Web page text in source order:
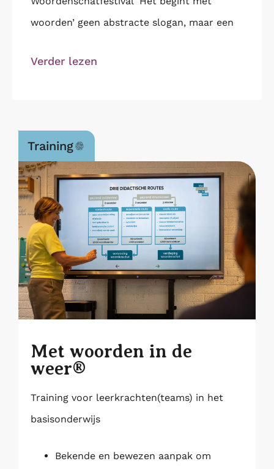
woorden’ geen abstracte slogan, maar een
Verder lezen
Training
Met woorden in de
weer®
Training voor leerkrachten(teams) in het
basisonderwijs
Bekende en bewezen aanpak om